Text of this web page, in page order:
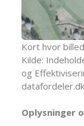
Kort hvor
Kilde:
og
Oplysninger